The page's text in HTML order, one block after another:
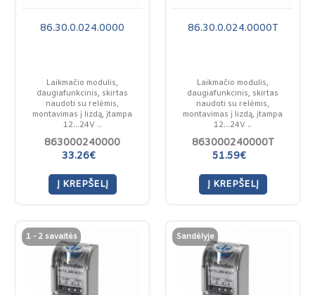
86.30.0.024.0000
Laikmačio modulis,
daugiafunkcinis, skirtas
naudoti su relėmis,
montavimas į lizdą, įtampa
12...24V ..
863000240000
33.26€
Į KREPŠELĮ
86.30.0.024.0000T
Laikmačio modulis,
daugiafunkcinis, skirtas
naudoti su relėmis,
montavimas į lizdą, įtampa
12...24V ..
863000240000T
51.59€
Į KREPŠELĮ
1 - 2 savaitės Sandėlyje